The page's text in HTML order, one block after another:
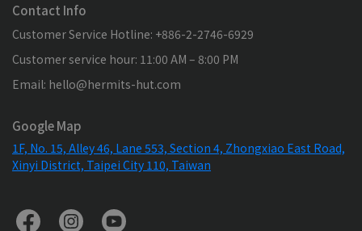
Contact Info
Customer Service Hotline: +886-2-2746-6929
Customer service hour: 11:00 AM – 8:00 PM
Email: hello@hermits-hut.com
Google Map
1F, No. 15, Alley 46, Lane 553, Section 4, Zhongxiao East Road,
Xinyi District, Taipei City 110, Taiwan